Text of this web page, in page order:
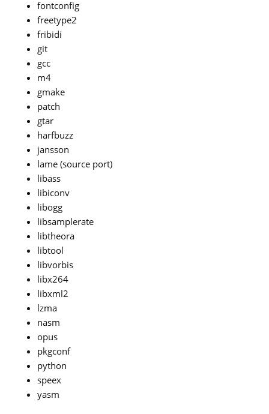
fontconfig
freetype2
fribidi
git
gcc
m4
gmake
patch
gtar
harfbuzz
jansson
lame (source port)
libass
libiconv
libogg
libsamplerate
libtheora
libtool
libvorbis
libx264
libxml2
lzma
nasm
opus
pkgconf
python
speex
yasm